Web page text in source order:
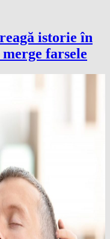
istorie în
farsele